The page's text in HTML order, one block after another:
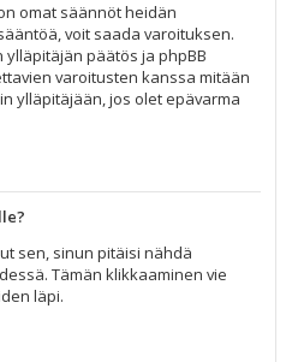
omat säännöt heidän
voit saada varoituksen.
päätös ja phpBB
varoitusten kanssa mitään
ylläpitäjään, jos olet epävarma
sen, sinun pitäisi nähdä
Tämän klikkaaminen vie
läpi.